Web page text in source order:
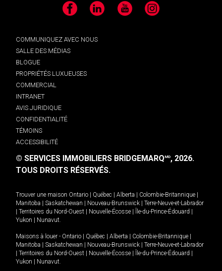
Facebook LinkedIn YouTube Instagram
COMMUNIQUEZ AVEC NOUS
SALLE DES MÉDIAS
BLOGUE
PROPRIÉTÉS LUXUEUSES
COMMERCIAL
INTRANET
AVIS JURIDIQUE
CONFIDENTIALITÉ
TÉMOINS
ACCESSIBILITÉ
© SERVICES IMMOBILIERS BRIDGEMARQMD, 2026.
TOUS DROITS RÉSERVÉS.
Trouver une maison Ontario Québec Alberta Colombie-Britannique
Manitoba
Saskatchewan Nouveau-Brunswick
Terre-Neuve-et-Labrador
Territoires du Nord-Ouest Nouvelle-Écosse Île-du-Prince-Édouard
Yukon
Nunavut.
Maisons à louer - Ontario Québec Alberta Colombie-Britannique
Manitoba
Saskatchewan Nouveau-Brunswick
Terre-Neuve-et-Labrador
Territoires du Nord-Ouest Nouvelle-Écosse Île-du-Prince-Édouard
Yukon
Nunavut.